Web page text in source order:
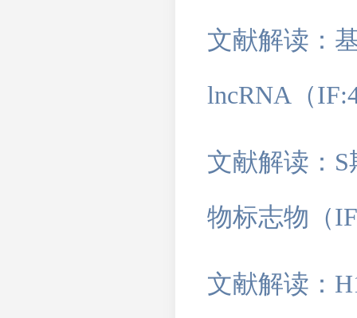
文献解读：
lncRNA（
文献解读：
物标志物（
文献解读：